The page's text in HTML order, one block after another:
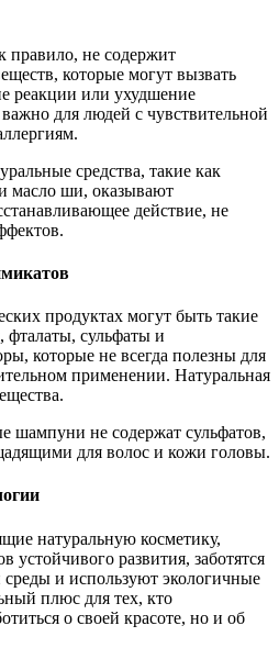
правило, не содержит
которые могут вызвать
реакции или ухудшение
для людей с чувствительной
средства, такие как
масло ши, оказывают
действие, не
продуктах могут быть такие
фталаты, сульфаты и
которые не всегда полезны для
применении. Натуральная
шампуни не содержат сульфатов,
для волос и кожи головы.
натуральную косметику,
развития, заботятся
и используют экологичные
плюс для тех, кто
о своей красоте, но и об